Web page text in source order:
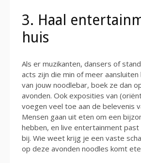
3. Haal
huis
Als er muzikanten, dansers of
acts zijn die min of meer
van jouw noodlebar, boek ze dan
avonden. Ook exposities van
voegen veel toe aan de belevenis
Mensen gaan uit eten om een
hebben, en live entertainment
bij. Wie weet krijg je een vaste
op deze avonden noodles komt